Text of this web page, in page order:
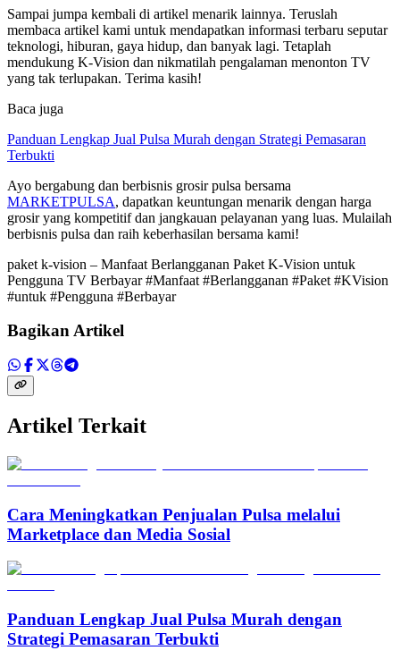
Sampai jumpa kembali di artikel menarik lainnya. Teruslah
membaca artikel kami untuk mendapatkan informasi terbaru seputar
teknologi, hiburan, gaya hidup, dan banyak lagi. Tetaplah
mendukung K-Vision dan nikmatilah pengalaman menonton TV
yang tak terlupakan. Terima kasih!
Baca juga
Panduan Lengkap Jual Pulsa Murah dengan Strategi Pemasaran
Terbukti
Ayo bergabung dan berbisnis grosir pulsa bersama
MARKETPULSA, dapatkan keuntungan menarik dengan harga
grosir yang kompetitif dan jangkauan pelayanan yang luas. Mulailah
berbisnis pulsa dan raih keberhasilan bersama kami!
paket k-vision – Manfaat Berlangganan Paket K-Vision untuk
Pengguna TV Berbayar #Manfaat #Berlangganan #Paket #KVision
#untuk #Pengguna #Berbayar
Bagikan Artikel
Artikel Terkait
Cara Meningkatkan Penjualan Pulsa melalui
Marketplace dan Media Sosial
Panduan Lengkap Jual Pulsa Murah dengan
Strategi Pemasaran Terbukti